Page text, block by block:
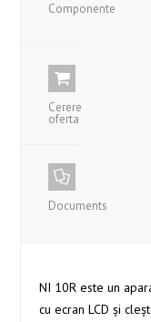
Componente
Cerere
oferta
Documents
NI 10R este un
cu ecran LCD și